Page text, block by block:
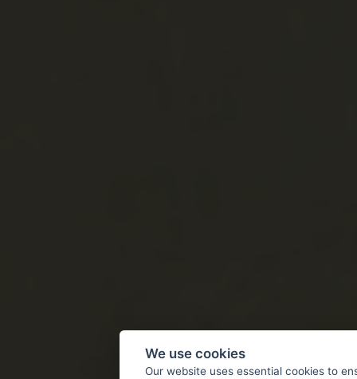
We use cookies
Our website uses essential cookies to